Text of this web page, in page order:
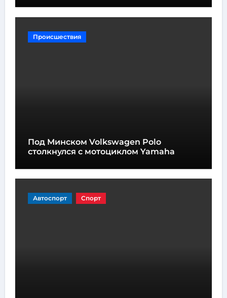
Происшествия
Под Минском Volkswagen Polo
столкнулся с мотоциклом Yamaha
Автоспорт Спорт